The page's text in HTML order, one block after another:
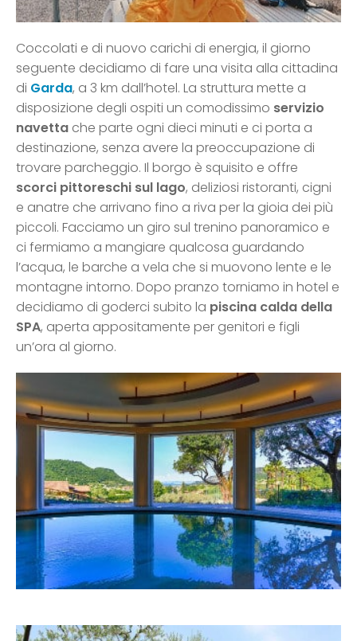
Coccolati e di nuovo carichi di energia, il giorno
seguente decidiamo di fare una visita alla cittadina
di Garda, a 3 km dall’hotel. La struttura mette a
disposizione degli ospiti un comodissimo servizio
navetta che parte ogni dieci minuti e ci porta a
destinazione, senza avere la preoccupazione di
trovare parcheggio. Il borgo è squisito e offre
scorci pittoreschi sul lago, deliziosi ristoranti, cigni
e anatre che arrivano fino a riva per la gioia dei più
piccoli. Facciamo un giro sul trenino panoramico e
ci fermiamo a mangiare qualcosa guardando
l’acqua, le barche a vela che si muovono lente e le
montagne intorno. Dopo pranzo torniamo in hotel e
decidiamo di goderci subito la piscina calda della
SPA, aperta appositamente per genitori e figli
un’ora al giorno.